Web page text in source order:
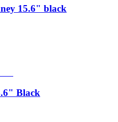
15.6" black
Black